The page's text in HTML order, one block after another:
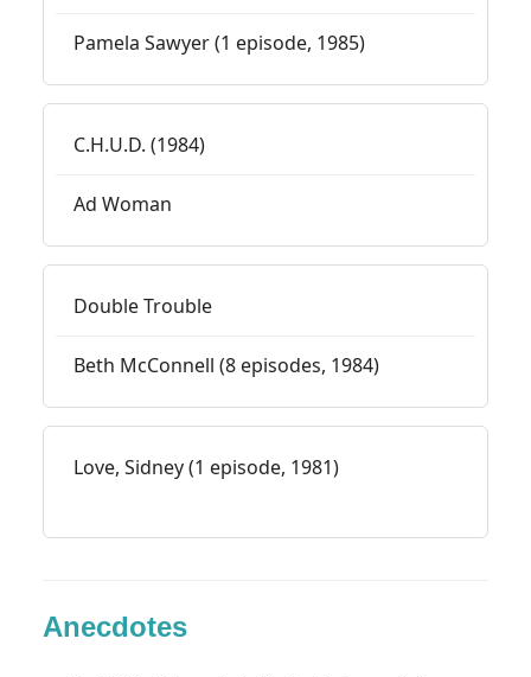
Pamela Sawyer (1 episode, 1985)
C.H.U.D. (1984)
Ad Woman
Double Trouble
Beth McConnell (8 episodes, 1984)
Love, Sidney (1 episode, 1981)
Anecdotes